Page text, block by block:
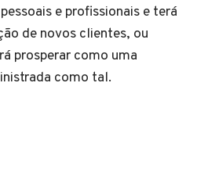
e profissionais e terá
de novos clientes, ou
prosperar como uma
como tal.